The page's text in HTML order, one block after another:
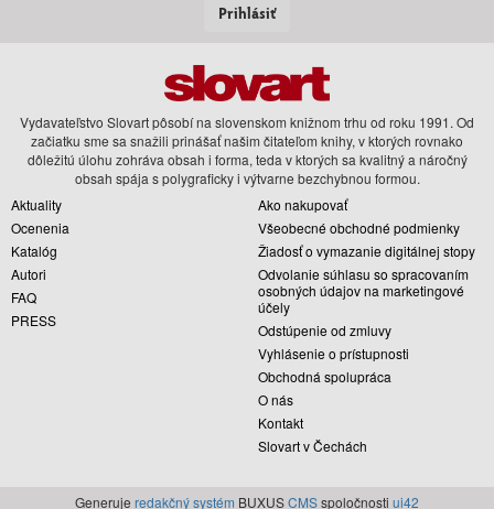
Prihlásiť
Vydavateľstvo Slovart pôsobí na slovenskom knižnom trhu od roku 1991. Od
začiatku sme sa snažili prinášať našim čitateľom knihy, v ktorých rovnako
dôležitú úlohu zohráva obsah i forma, teda v ktorých sa kvalitný a náročný
obsah spája s polygraficky i výtvarne bezchybnou formou.
Aktuality
Ocenenia
Katalóg
Autori
FAQ
PRESS
Ako nakupovať
Všeobecné obchodné podmienky
Žiadosť o vymazanie digitálnej stopy
Odvolanie súhlasu so spracovaním
osobných údajov na marketingové
účely
Odstúpenie od zmluvy
Vyhlásenie o prístupnosti
Obchodná spolupráca
O nás
Kontakt
Slovart v Čechách
Generuje redakčný systém BUXUSCMSspoločnosti ui42